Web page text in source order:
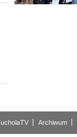
Archiwum